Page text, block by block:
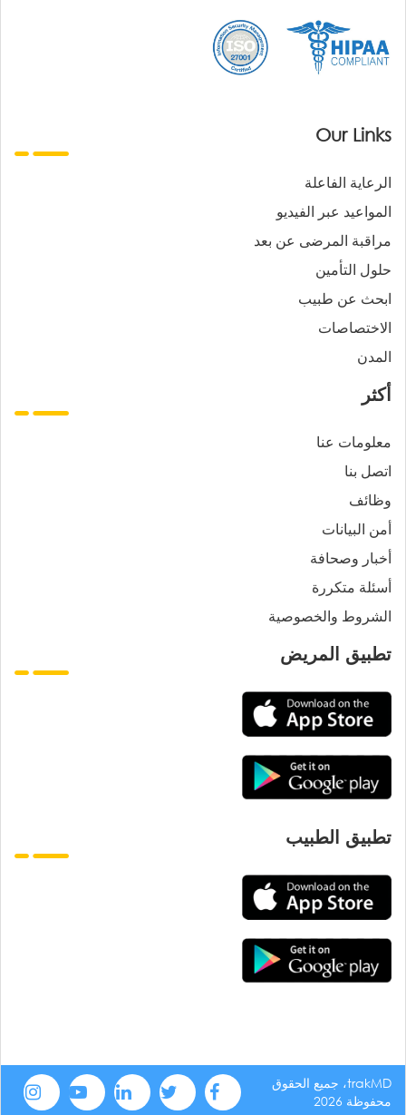
Our Links
الرعاية الفاعلة
المواعيد عبر الفيديو
مراقبة المرضى عن بعد
حلول التأمين
ابحث عن طبيب
الاختصاصات
المدن
أكثر
معلومات عنا
اتصل بنا
وظائف
أمن البيانات
أخبار وصحافة
أسئلة متكررة
الشروط والخصوصية
تطبيق المريض
تطبيق الطبيب
trakMD، جميع الحقوق
محفوظة 2026